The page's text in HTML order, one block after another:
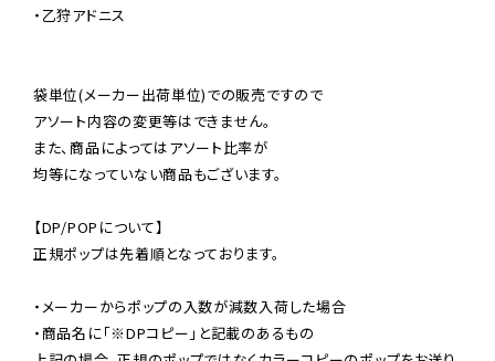
・乙狩アドニス
袋単位(メーカー出荷単位)での販売ですので
アソート内容の変更等はできません。
また、商品によってはアソート比率が
均等になっていない商品もございます。
【DP/POPについて】
正規ポップは先着順となっております。
・メーカーからポップの入数が減数入荷した場合
・商品名に「※DPコピー」と記載のあるもの